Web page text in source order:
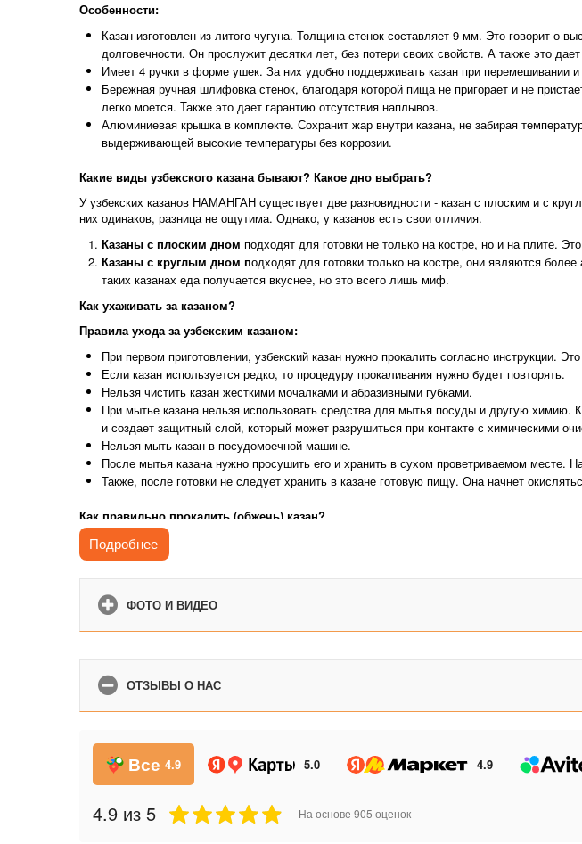
Особенности:
Казан изготовлен из литого чугуна. Толщина стенок составляет 9 мм. Это говорит о
долговечности. Он прослужит десятки лет, без потери своих свойств. А также это
Имеет 4 ручки в форме ушек. За них удобно поддерживать казан при перемешивании
Бережная ручная шлифовка стенок, благодаря которой пища не пригорает и не
легко моется. Также это дает гарантию отсутствия наплывов.
Алюминиевая крышка в комплекте. Сохранит жар внутри казана, не забирая
выдерживающей высокие температуры без коррозии.
Какие виды узбекского казана бывают? Какое дно выбрать?
У узбекских казанов НАМАНГАН существует две разновидности - казан с плоским и с
них одинаков, разница не ощутима. Однако, у казанов есть свои отличия.
Казаны с плоским дном подходят для готовки не только на костре, но и на плите.
Казаны с круглым дном подходят для готовки только на костре, они являются
таких казанах еда получается вкуснее, но это всего лишь миф.
Как ухаживать за казаном?
Правила ухода за узбекским казаном:
При первом приготовлении, узбекский казан нужно прокалить согласно инструкции.
Если казан используется редко, то процедуру прокаливания нужно будет повторять.
Нельзя чистить казан жесткими мочалками и абразивными губками.
При мытье казана нельзя использовать средства для мытья посуды и другую
и создает защитный слой, который может разрушиться при контакте с химическими
Нельзя мыть казан в посудомоечной машине.
После мытья казана нужно просушить его и хранить в сухом проветриваемом месте.
Также, после готовки не следует хранить в казане готовую пищу. Она начнет
Как правильно прокалить (обжечь) казан?
Подробнее
ФОТО И ВИДЕО
ОТЗЫВЫ О НАС
Все 4.9 5.0 4.9
4.9из 5 На основе 905 оценок